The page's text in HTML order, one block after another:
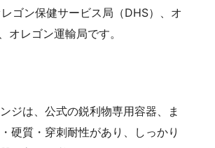
レゴン保健サービス局（DHS）、オ
オレゴン運輸局です。
ジは、公式の鋭利物専用容器、ま
硬質・穿刺耐性があり、しっかり